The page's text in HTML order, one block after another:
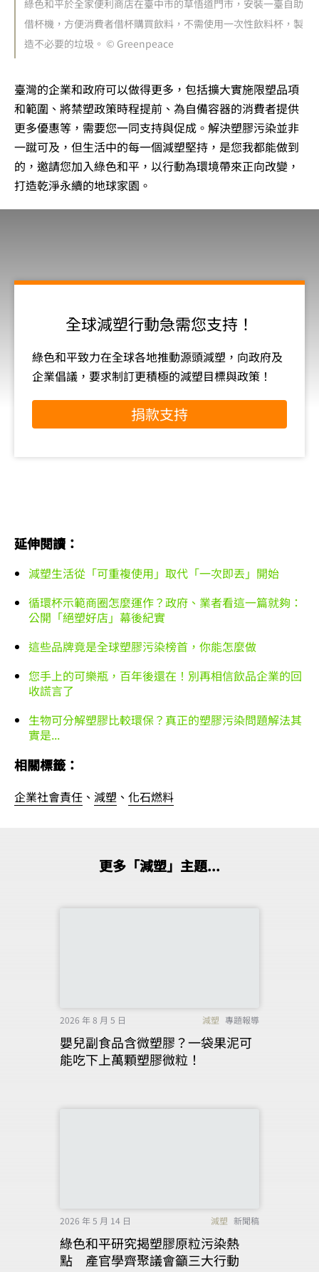
綠色和平於全家便利商店在臺中市的草悟道門市，安裝一臺自助
借杯機，方便消費者借杯購買飲料，不需使用一次性飲料杯，製
造不必要的垃圾。 © Greenpeace
臺灣的企業和政府可以做得更多，包括擴大實施限塑品項
和範圍、將禁塑政策時程提前、為自備容器的消費者提供
更多優惠等，需要您一同支持與促成。解決塑膠污染並非
一蹴可及，但生活中的每一個減塑堅持，是您我都能做到
的，邀請您加入綠色和平，以行動為環境帶來正向改變，
打造乾淨永續的地球家園。
全球減塑行動急需您支持！
綠色和平致力在全球各地推動源頭減塑，向政府及
企業倡議，要求制訂更積極的減塑目標與政策！
捐款支持
延伸閱讀：
減塑生活從「可重複使用」取代「一次即丟」開始
循環杯示範商圈怎麼運作？政府、業者看這一篇就夠：
公開「絕塑好店」幕後紀實
這些品牌竟是全球塑膠污染榜首，你能怎麼做
您手上的可樂瓶，百年後還在！別再相信飲品企業的回
收謊言了
生物可分解塑膠比較環保？真正的塑膠污染問題解法其
實是...
相關標籤：
企業社會責任 、 減塑 、 化石燃料
更多「減塑」主題...
2026 年 8 月 5 日 減塑 專題報導
嬰兒副食品含微塑膠？一袋果泥可
能吃下上萬顆塑膠微粒！
2026 年 5 月 14 日 減塑 新聞稿
綠色和平研究揭塑膠原粒污染熱
點 產官學齊聚議會籲三大行動